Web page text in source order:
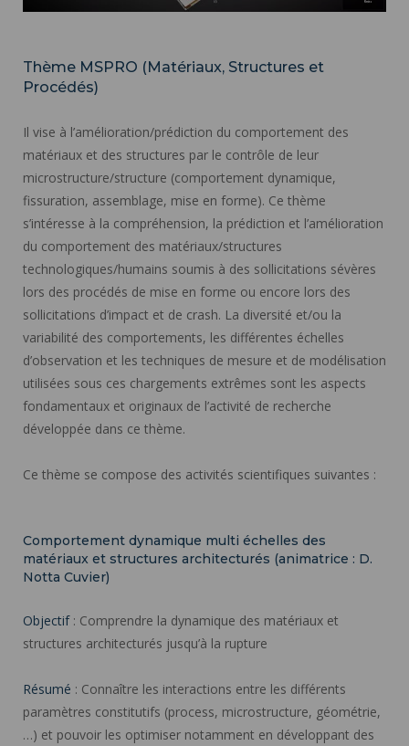
Thème MSPRO (Matériaux, Structures et
Procédés)
Il vise à l’amélioration/prédiction du comportement des
matériaux et des structures par le contrôle de leur
microstructure/structure (comportement dynamique,
fissuration, assemblage, mise en forme). Ce thème
s’intéresse à la compréhension, la prédiction et l’amélioration
du comportement des matériaux/structures
technologiques/humains soumis à des sollicitations sévères
lors des procédés de mise en forme ou encore lors des
sollicitations d’impact et de crash. La diversité et/ou la
variabilité des comportements, les différentes échelles
d’observation et les techniques de mesure et de modélisation
utilisées sous ces chargements extrêmes sont les aspects
fondamentaux et originaux de l’activité de recherche
développée dans ce thème.
Ce thème se compose des activités scientifiques suivantes :
Comportement dynamique multi échelles des
matériaux et structures architecturés (animatrice : D.
Notta Cuvier)
Objectif : Comprendre la dynamique des matériaux et
structures architecturés jusqu’à la rupture
Résumé : Connaître les interactions entre les différents
paramètres constitutifs (process, microstructure, géométrie,
…) et pouvoir les optimiser notamment en développant des